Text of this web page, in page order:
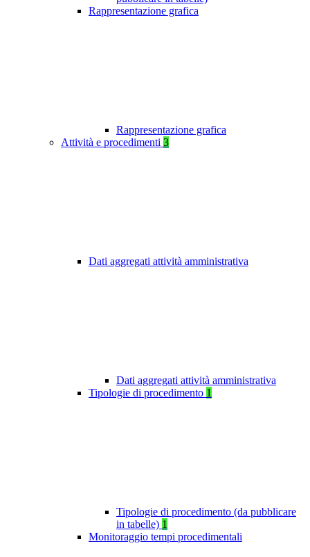
Rappresentazione grafica
Rappresentazione grafica
Attività e procedimenti 3
Dati aggregati attività amministrativa
Dati aggregati attività amministrativa
Tipologie di procedimento 1
Tipologie di procedimento (da pubblicare
in tabelle) 1
Monitoraggio tempi procedimentali